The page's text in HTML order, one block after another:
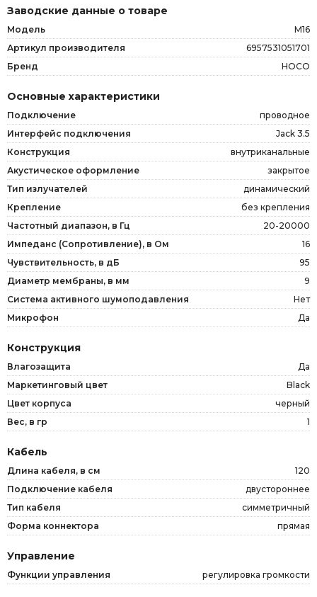
Заводские данные о товаре
Модель
M16
Артикул производителя
6957531051701
Бренд
HOCO
Основные характеристики
Подключение
проводное
Интерфейс подключения
Jack 3.5
Конструкция
внутриканальные
Акустическое оформление
закрытое
Тип излучателей
динамический
Крепление
без крепления
Частотный диапазон, в Гц
20-20000
Импеданс (Сопротивление), в Ом
16
Чувствительность, в дБ
95
Диаметр мембраны, в мм
9
Система активного шумоподавления
Нет
Микрофон
Да
Конструкция
Влагозащита
Да
Маркетинговый цвет
Black
Цвет корпуса
черный
Вес, в гр
1
Кабель
Длина кабеля, в см
120
Подключение кабеля
двустороннее
Тип кабеля
симметричный
Форма коннектора
прямая
Управление
Функции управления регулировка громкости